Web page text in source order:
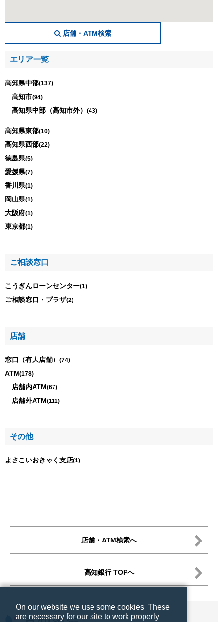
店舗・ATM検索
エリア一覧
高知県中部(137)
高知市(94)
高知県中部（高知市外）(43)
高知県東部(10)
高知県西部(22)
徳島県(5)
愛媛県(7)
香川県(1)
岡山県(1)
大阪府(1)
東京都(1)
ご相談窓口
こうぎんローンセンター(1)
ご相談窓口・プラザ(2)
店舗
窓口（有人店舗） (74)
ATM(178)
店舗内ATM(67)
店舗外ATM(111)
その他
よさこいおきゃく支店(1)
店舗・ATM検索へ
高知銀行 TOPへ
On our website we use some cookies. These
are necessary for our site to work properly